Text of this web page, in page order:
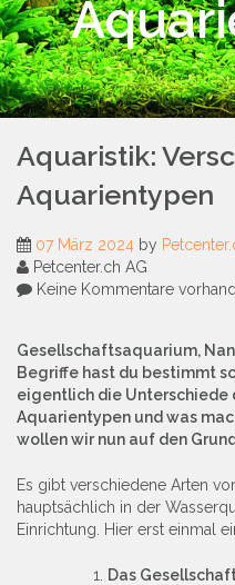
Aquaristik:
Aquarientypen
07 März 2024 by
Petcenter.ch AG
Keine Kommentare
Gesellschaftsaquarium,
Begriffe hast du bestimmt
eigentlich die Unterschiede
Aquarientypen und was
wollen wir nun auf den
Es gibt verschiedene Arten
hauptsächlich in der
Einrichtung. Hier erst einmal
Das